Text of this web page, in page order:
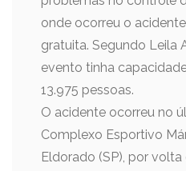
onde ocorreu o
gratuita. Segundo Leila
evento tinha
13.975 pessoas.
O acidente ocorreu no
Complexo Esportivo
Eldorado (SP), por volta